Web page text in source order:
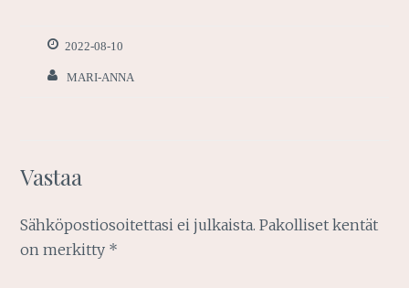
2022-08-10
MARI-ANNA
Vastaa
Sähköpostiosoitettasi ei julkaista. Pakolliset kentät
on merkitty *